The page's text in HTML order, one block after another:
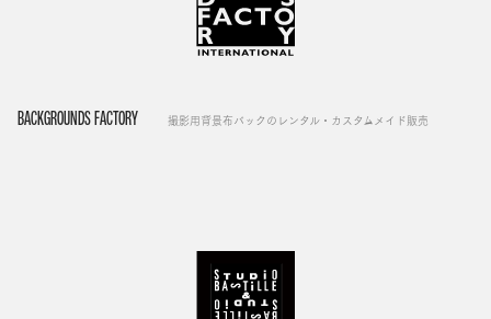
BACKGROUNDS FACTORY 撮影用背景布バックのレンタル・カスタムメイド販売